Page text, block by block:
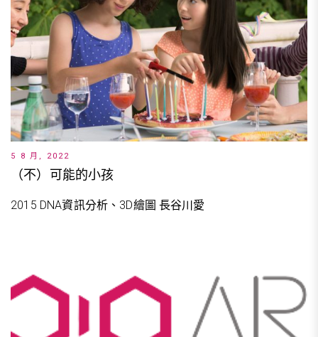
5 8 月, 2022
（不）可能的小孩
2015 DNA資訊分析、3D繪圖 長谷川愛